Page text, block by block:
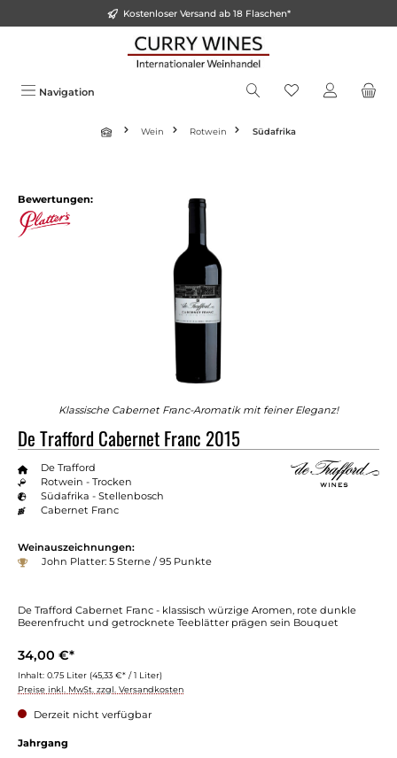
Kostenloser Versand ab 18 Flaschen*
Navigation
Wein Rotwein Südafrika
Bildergalerie überspringen
Bewertungen:
Klassische Cabernet Franc-Aromatik mit feiner Eleganz!
De Trafford Cabernet Franc 2015
De Trafford
Rotwein - Trocken
Südafrika - Stellenbosch
Cabernet Franc
Weinauszeichnungen:
John Platter: 5 Sterne / 95 Punkte
De Trafford Cabernet Franc - klassisch würzige Aromen, rote dunkle
Beerenfrucht und getrocknete Teeblätter prägen sein Bouquet
34,00 €*
Inhalt: 0.75 Liter (45,33 €* / 1 Liter)
Preise inkl. MwSt. zzgl. Versandkosten
Derzeit nicht verfügbar
Jahrgang